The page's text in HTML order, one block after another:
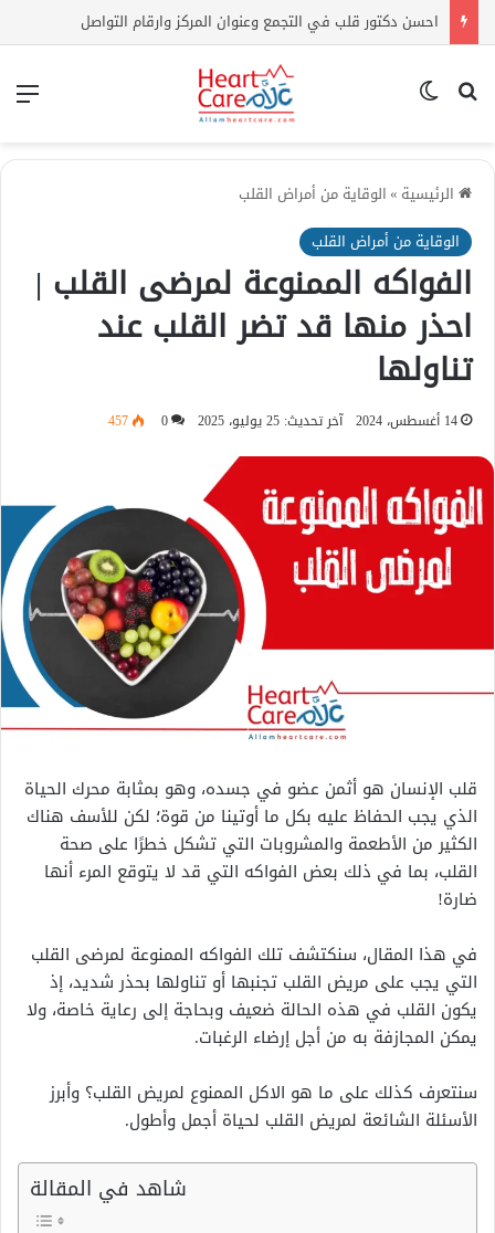
بحث عن
الرئيسية »الوقاية من أمراض القلب
الوقاية من أمراض القلب
الفواكه الممنوعة لمرضى القلب |
احذر منها قد تضر القلب عند
تناولها
14 أغسطس، 2024 آخر تحديث: 25 يوليو، 2025 0
457
قلب الإنسان هو أثمن عضو في جسده، وهو بمثابة محرك الحياة
الذي يجب الحفاظ عليه بكل ما أوتينا من قوة؛ لكن للأسف هناك
الكثير من الأطعمة والمشروبات التي تشكل خطرًا على صحة
القلب، بما في ذلك بعض الفواكه التي قد لا يتوقع المرء أنها
ضارة!
في هذا المقال، سنكتشف تلك الفواكه الممنوعة لمرضى القلب
التي يجب على مريض القلب تجنبها أو تناولها بحذر شديد، إذ
يكون القلب في هذه الحالة ضعيف وبحاجة إلى رعاية خاصة، ولا
يمكن المجازفة به من أجل إرضاء الرغبات.
سنتعرف كذلك على ما هو الاكل الممنوع لمريض القلب؟ وأبرز
الأسئلة الشائعة لمريض القلب لحياة أجمل وأطول.
شاهد في المقالة